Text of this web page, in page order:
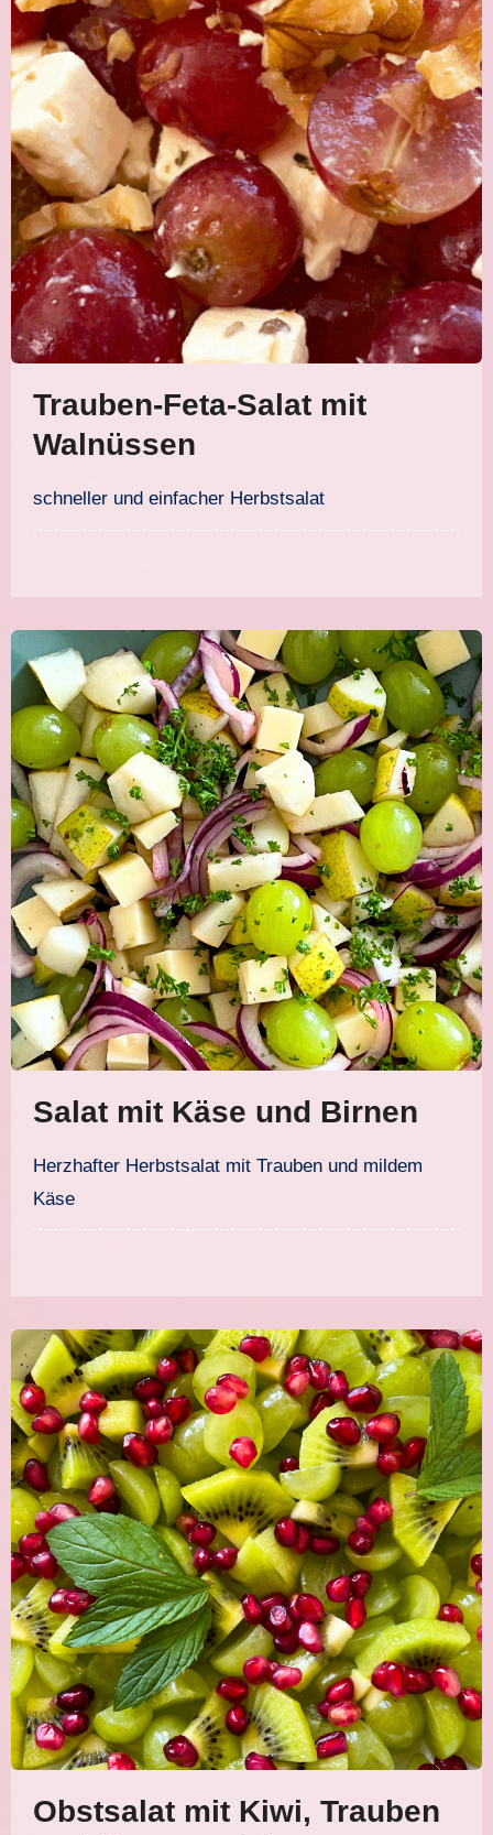
Trauben-Feta-Salat mit
Walnüssen
schneller und einfacher Herbstsalat
Salat mit Käse und Birnen
Herzhafter Herbstsalat mit Trauben und mildem
Käse
Obstsalat mit Kiwi, Trauben